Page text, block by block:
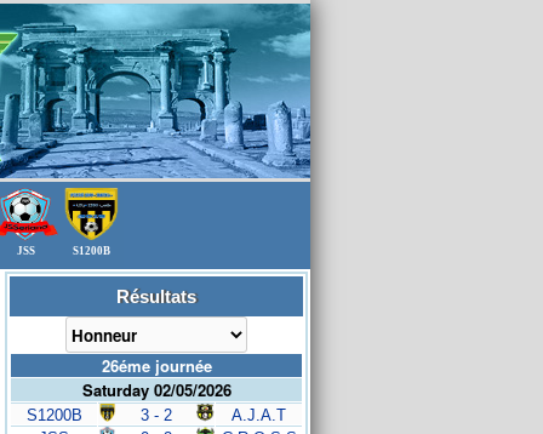
JSS S1200B
Résultats
26éme journée
Saturday 02/05/2026
S1200B 3 - 2
A.J.A.T